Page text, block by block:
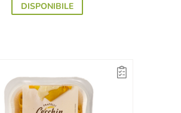
DISPONIBILE